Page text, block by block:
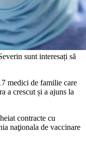
sunt interesați să
medici de familie care
a crescut și a ajuns la
contracte cu
naţionala de vaccinare